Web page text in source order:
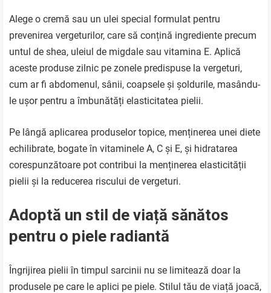
Alege o cremă sau un ulei special formulat pentru
prevenirea vergeturilor, care să conțină ingrediente precum
untul de shea, uleiul de migdale sau vitamina E. Aplică
aceste produse zilnic pe zonele predispuse la vergeturi,
cum ar fi abdomenul, sânii, coapsele și șoldurile, masându-
le ușor pentru a îmbunătăți elasticitatea pielii.
Pe lângă aplicarea produselor topice, menținerea unei diete
echilibrate, bogate în vitaminele A, C și E, și hidratarea
corespunzătoare pot contribui la menținerea elasticității
pielii și la reducerea riscului de vergeturi.
Adoptă un stil de viață sănătos
pentru o piele radiantă
Îngrijirea pielii în timpul sarcinii nu se limitează doar la
produsele pe care le aplici pe piele. Stilul tău de viață joacă,